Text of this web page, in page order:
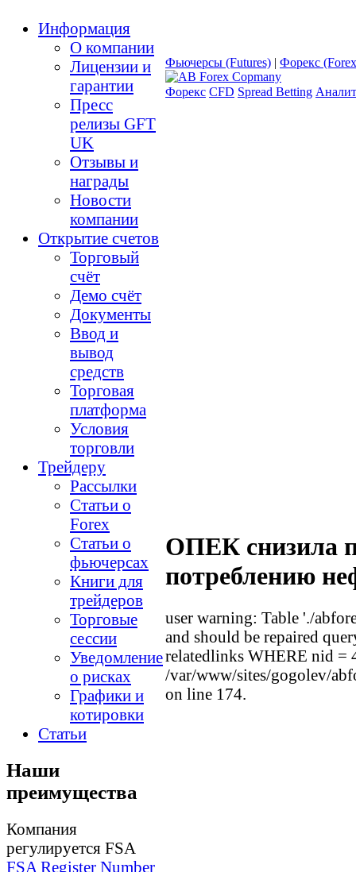
Информация
О компании
Лицензии и
гарантии
Пресс
релизы GFT
UK
Отзывы и
награды
Новости
компании
Открытие счетов
Торговый
счёт
Демо счёт
Документы
Ввод и
вывод
средств
Торговая
платформа
Условия
торговли
Трейдеру
Рассылки
Статьи о
Forex
Статьи о
фьючерсах
Книги для
трейдеров
Торговые
сессии
Уведомление
о рисках
Графики и
котировки
Статьи
Наши
преимущества
Компания
регулируется FSA
FSA Register Number
Фьючерсы (Futures) | Форекс
Форекс CFD Spread Betting
ОПЕК снизила
потреблению
user warning: Table './
and should be repaired
relatedlinks WHERE nid =
/var/www/sites/gogolev/
on line 174.